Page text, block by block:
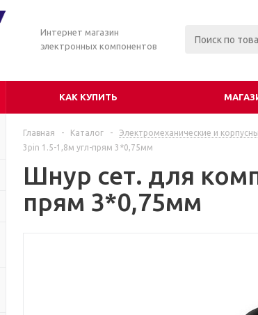
Интернет магазин
электронных компонентов
КАК КУПИТЬ
Главная - Каталог - Электромеханические и
3pin 1.5-1,8м угл-прям 3*0,75мм
Шнур сет. для
прям 3*0,75мм